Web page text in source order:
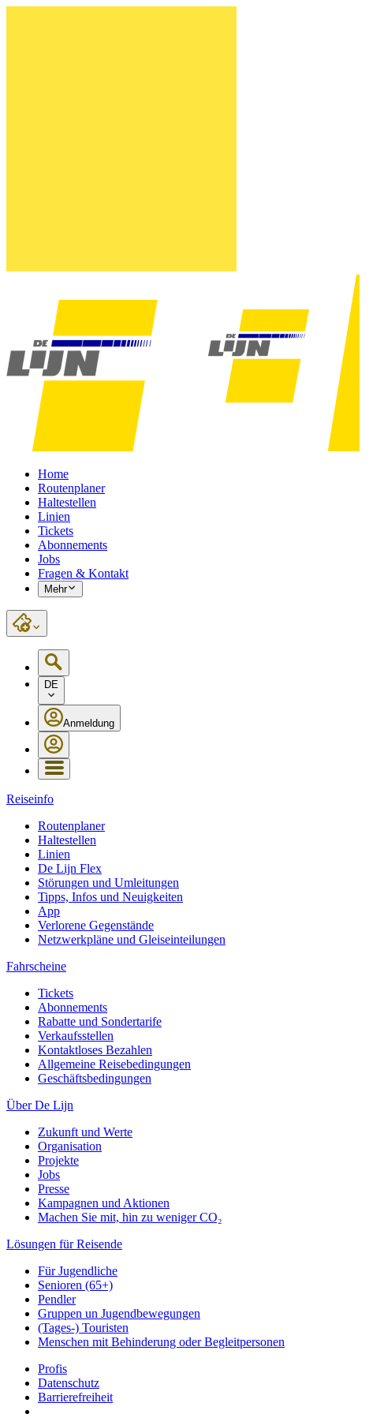
Home
Routenplaner
Haltestellen
Linien
Tickets
Abonnements
Jobs
Fragen & Kontakt
Mehr
DE
Anmeldung
Reiseinfo
Routenplaner
Haltestellen
Linien
De Lijn Flex
Störungen und Umleitungen
Tipps, Infos und Neuigkeiten
App
Verlorene Gegenstände
Netzwerkpläne und Gleiseinteilungen
Fahrscheine
Tickets
Abonnements
Rabatte und Sondertarife
Verkaufsstellen
Kontaktloses Bezahlen
Allgemeine Reisebedingungen
Geschäftsbedingungen
Über De Lijn
Zukunft und Werte
Organisation
Projekte
Jobs
Presse
Kampagnen und Aktionen
Machen Sie mit, hin zu weniger CO₂
Lösungen für Reisende
Für Jugendliche
Senioren (65+)
Pendler
Gruppen un Jugendbewegungen
(Tages-) Touristen
Menschen mit Behinderung oder Begleitpersonen
Profis
Datenschutz
Barrierefreiheit